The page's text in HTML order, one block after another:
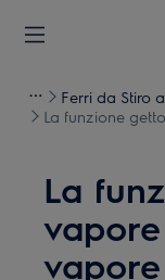
Ferri da Stiro
La funzione
La